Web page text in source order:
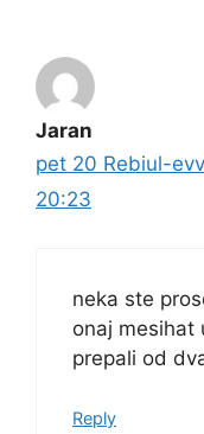
Jaran
pet 20 Rebiul-
20:23
neka ste
onaj mesihat
prepali od
Reply